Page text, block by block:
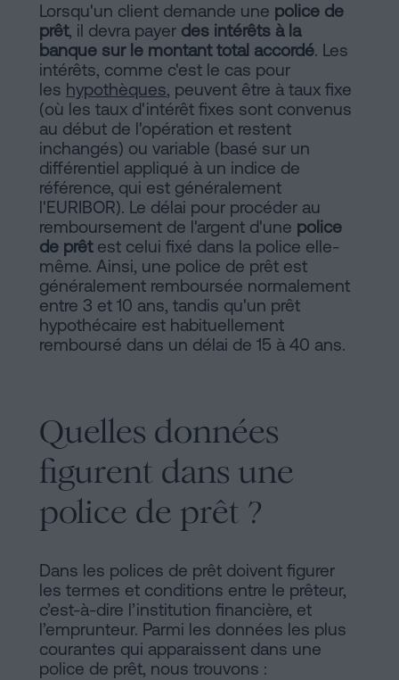
Lorsqu'un client demande une police de
prêt, il devra payer des intérêts à la
banque sur le montant total accordé. Les
intérêts, comme c'est le cas pour
les hypothèques, peuvent être à taux fixe
(où les taux d'intérêt fixes sont convenus
au début de l'opération et restent
inchangés) ou variable (basé sur un
différentiel appliqué à un indice de
référence, qui est généralement
l'EURIBOR). Le délai pour procéder au
remboursement de l'argent d'une police
de prêtest celui fixé dans la police elle-
même. Ainsi, une police de prêt est
généralement remboursée normalement
entre 3 et 10 ans, tandis qu'un prêt
hypothécaire est habituellement
remboursé dans un délai de 15 à 40 ans.
Quelles données
figurent dans une
police de prêt ?
Dans les polices de prêt doivent figurer
les termes et conditions entre le prêteur,
c’est-à-dire l’institution financière, et
l’emprunteur. Parmi les données les plus
courantes qui apparaissent dans une
police de prêt, nous trouvons :